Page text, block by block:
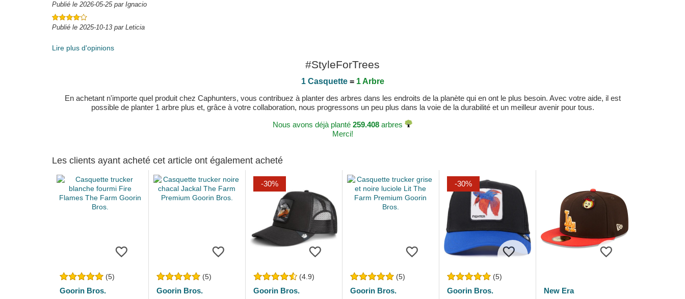
Publié le 2026-05-25 par Ignacio
Publié le 2025-10-13 par Leticia
Lire plus d'opinions
#StyleForTrees
1 Casquette= 1 Arbre
En achetant n'importe quel produit chez Caphunters, vous contribuez à planter des arbres dans les endroits de la planète qui en ont le plus besoin. Avec votre aide, il est
possible de planter 1 arbre plus et, grâce à votre collaboration, nous progressons un peu plus dans la voie de la durabilité et un meilleur avenir pour tous.
Nous avons déjà planté 259.408 arbres
Merci!
Les clients ayant acheté cet article ont également acheté
(5)
Goorin Bros.
(5)
Goorin Bros.
-30%
(4.9)
Goorin Bros.
(5)
Goorin Bros.
-30%
(5)
Goorin Bros.
New Era